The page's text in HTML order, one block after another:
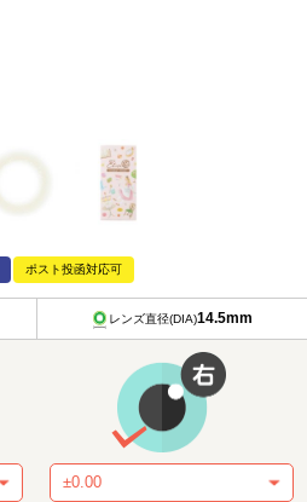
ポスト投函対応可
レンズ直径(DIA)14.5mm